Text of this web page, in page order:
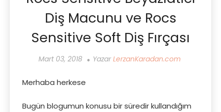
Diş Macunu ve Rocs
Sensitive Soft Diş Fırçası
Mart 03, 2018 Yazar LerzanKaradan.com
Merhaba herkese
Bugün blogumun konusu bir süredir kullandığım